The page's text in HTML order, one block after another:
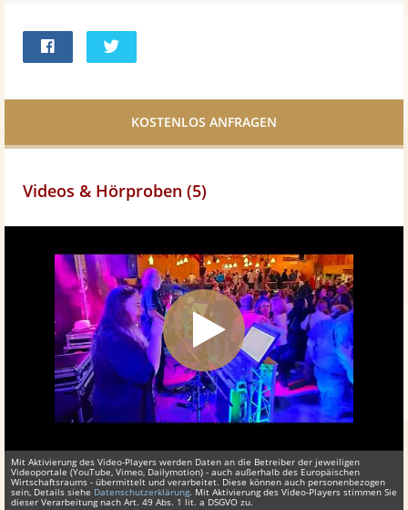
Facebook
Videos & Hörproben (5)
Mit Aktivierung des Video-Players werden Daten an die Betreiber der jeweiligen
Videoportale (YouTube, Vimeo, Dailymotion) - auch außerhalb des Europäischen
Wirtschaftsraums - übermittelt und verarbeitet. Diese können auch personenbezogen
sein, Details siehe Datenschutzerklärung. Mit Aktivierung des Video-Players stimmen Sie
dieser Verarbeitung nach Art. 49 Abs. 1 lit. a DSGVO zu.